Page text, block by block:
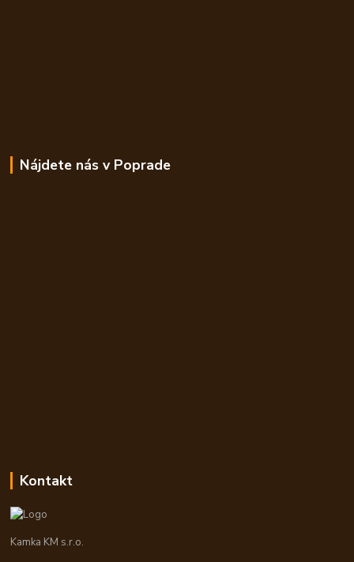
Nájdete nás v Poprade
Kontakt
Kamka KM s.r.o.